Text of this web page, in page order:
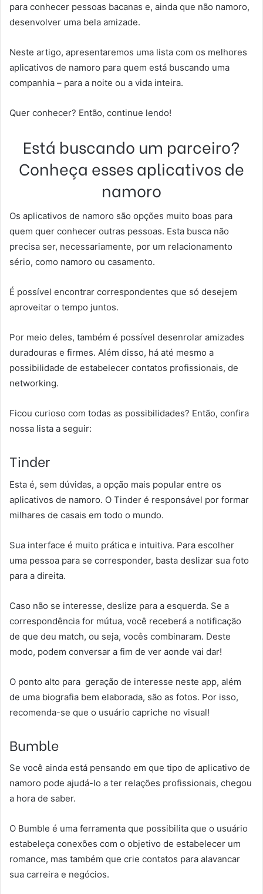
para conhecer pessoas bacanas e, ainda que não namoro,
desenvolver uma bela amizade.
Neste artigo, apresentaremos uma lista com os melhores
aplicativos de namoro para quem está buscando uma
companhia – para a noite ou a vida inteira.
Quer conhecer? Então, continue lendo!
Está buscando um parceiro?
Conheça esses aplicativos de
namoro
Os aplicativos de namoro são opções muito boas para
quem quer conhecer outras pessoas. Esta busca não
precisa ser, necessariamente, por um relacionamento
sério, como namoro ou casamento.
É possível encontrar correspondentes que só desejem
aproveitar o tempo juntos.
Por meio deles, também é possível desenrolar amizades
duradouras e firmes. Além disso, há até mesmo a
possibilidade de estabelecer contatos profissionais, de
networking.
Ficou curioso com todas as possibilidades? Então, confira
nossa lista a seguir:
Tinder
Esta é, sem dúvidas, a opção mais popular entre os
aplicativos de namoro. O Tinder é responsável por formar
milhares de casais em todo o mundo.
Sua interface é muito prática e intuitiva. Para escolher
uma pessoa para se corresponder, basta deslizar sua foto
para a direita.
Caso não se interesse, deslize para a esquerda. Se a
correspondência for mútua, você receberá a notificação
de que deu match, ou seja, vocês combinaram. Deste
modo, podem conversar a fim de ver aonde vai dar!
O ponto alto para geração de interesse neste app, além
de uma biografia bem elaborada, são as fotos. Por isso,
recomenda-se que o usuário capriche no visual!
Bumble
Se você ainda está pensando em que tipo de aplicativo de
namoro pode ajudá-lo a ter relações profissionais, chegou
a hora de saber.
O Bumble é uma ferramenta que possibilita que o usuário
estabeleça conexões com o objetivo de estabelecer um
romance, mas também que crie contatos para alavancar
sua carreira e negócios.